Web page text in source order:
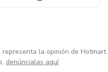
la opinión de Hotmart.
denúncialas aquí